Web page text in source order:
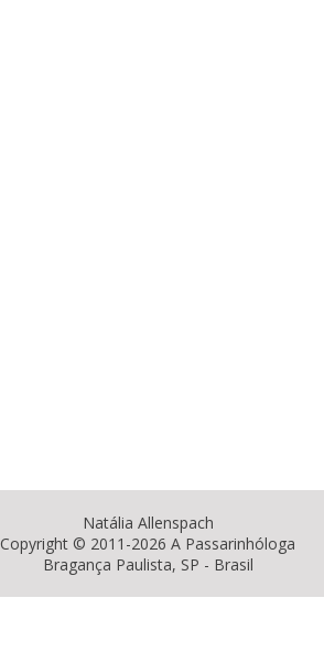
Natália Allenspach
Copyright © 2011-2026 A Passarinhóloga
Bragança Paulista, SP - Brasil